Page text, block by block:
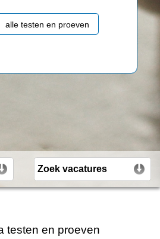
alle testen en proeven
testen en proeven